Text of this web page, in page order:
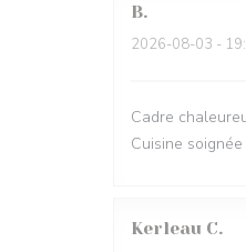
B
2026-08-03 -
Cadre
Cuisine
Kerleau C